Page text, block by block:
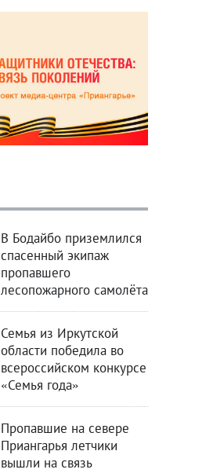
В Бодайбо приземлился
спасенный экипаж
пропавшего
лесопожарного самолёта
Семья из Иркутской
области победила во
всероссийском конкурсе
«Семья года»
Пропавшие на севере
Приангарья летчики
вышли на связь